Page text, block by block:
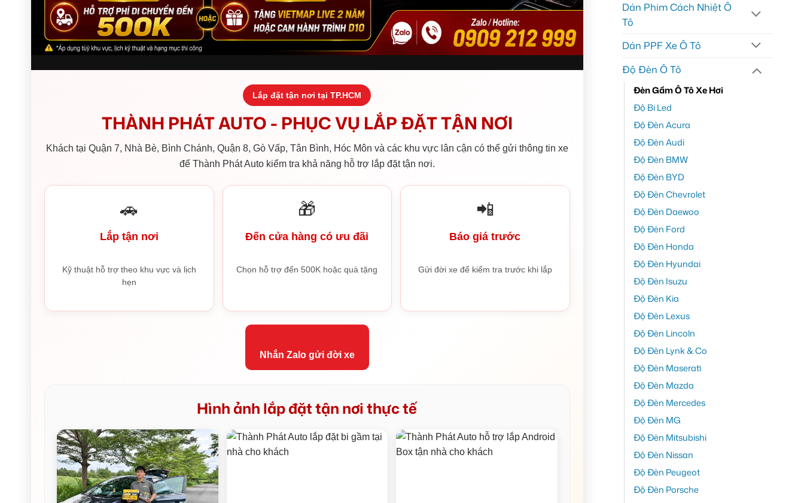
Lắp đặt tận nơi tại TP.HCM
THÀNH PHÁT AUTO - PHỤC VỤ LẮP ĐẶT TẬN NƠI
Khách tại Quận 7, Nhà Bè, Bình Chánh, Quận 8, Gò Vấp, Tân Bình, Hóc Môn và các khu vực lân cận có thể gửi thông tin xe
để Thành Phát Auto kiểm tra khả năng hỗ trợ lắp đặt tận nơi.
🚗
Lắp tận nơi
Kỹ thuật hỗ trợ theo khu vực và lịch
hẹn
🎁
Đến cửa hàng có ưu đãi
Chọn hỗ trợ đến 500K hoặc quà tặng
📲
Báo giá trước
Gửi đời xe để kiểm tra trước khi lắp
Nhắn Zalo gửi đời xe
Hình ảnh lắp đặt tận nơi thực tế
Dán Phim Cách Nhiệt Ô
Tô
Dán PPF Xe Ô Tô
Độ Đèn Ô Tô
Đèn Gầm Ô Tô Xe Hơi
Độ Bi Led
Độ Đèn Acura
Độ Đèn Audi
Độ Đèn BMW
Độ Đèn BYD
Độ Đèn Chevrolet
Độ Đèn Daewoo
Độ Đèn Ford
Độ Đèn Honda
Độ Đèn Hyundai
Độ Đèn Isuzu
Độ Đèn Kia
Độ Đèn Lexus
Độ Đèn Lincoln
Độ Đèn Lynk & Co
Độ Đèn Maserati
Độ Đèn Mazda
Độ Đèn Mercedes
Độ Đèn MG
Độ Đèn Mitsubishi
Độ Đèn Nissan
Độ Đèn Peugeot
Độ Đèn Porsche